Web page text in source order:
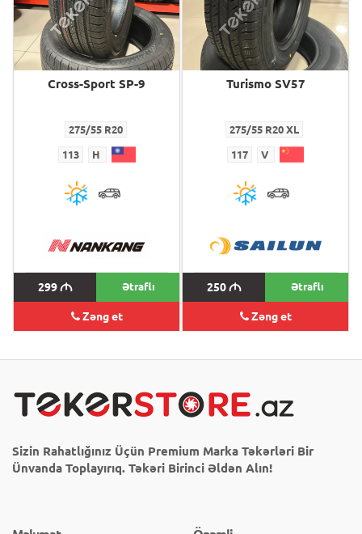
Cross-Sport SP-9
275/55 R20
113 H
299M Ətraflı
Zəng et
Turismo SV57
275/55 R20 XL
117 V
250M Ətraflı
Zəng et
Sizin Rahatlığınız Üçün Premium Marka Təkərləri Bir
Ünvanda Toplayırıq. Təkəri Birinci Əldən Alın!